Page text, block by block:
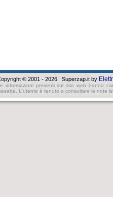
© 2001 - 2026 Superzap.it by
informazioni presenti sul sito web hanno
L'utente è tenuto a consultare le note